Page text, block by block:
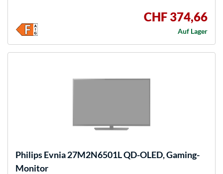
CHF 374,66
Auf Lager
PhilipsEvnia 27M2N6501L QD-OLED, Gaming-
Monitor